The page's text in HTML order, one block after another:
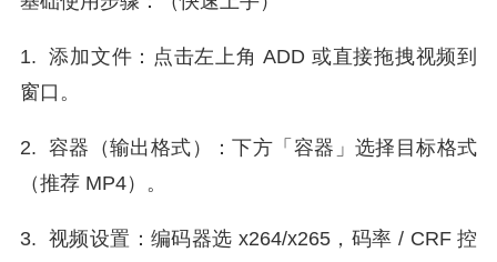
1. 添加文件：点击左上角 ADD 或直接拖拽视频到
窗口。
2. 容器（输出格式）：下方「容器」选择目标格式
（推荐 MP4）。
3. 视频设置：编码器选 x264/x265，码率 / CRF 控